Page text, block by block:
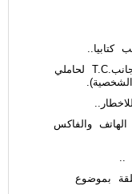
كتابيا..
.ورقم جواز السفر أو رقم الهوية للاجانب.T.C لحاملي
الهاتف والفاكس
..
بموضوع